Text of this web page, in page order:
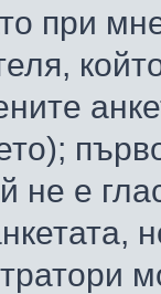
при
не е